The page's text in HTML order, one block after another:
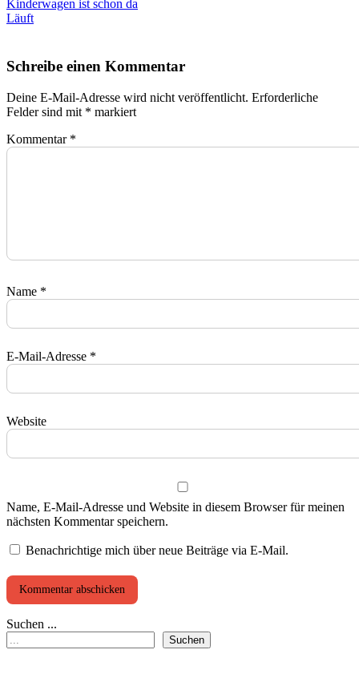
Beitragsnavigation
Kinderwagen ist schon da
Läuft
Schreibe einen Kommentar
Deine E-Mail-Adresse wird nicht veröffentlicht. Erforderliche
Felder sind mit * markiert
Kommentar *
Name *
E-Mail-Adresse *
Website
Name, E-Mail-Adresse und Website in diesem Browser für meinen
nächsten Kommentar speichern.
Benachrichtige mich über neue Beiträge via E-Mail.
Suchen ...
Suchen